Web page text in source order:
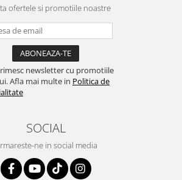
ofertele si promotiile noastre
newsletter cu promotiile
Afla mai multe in Politica de
SOCIAL
ne in social media